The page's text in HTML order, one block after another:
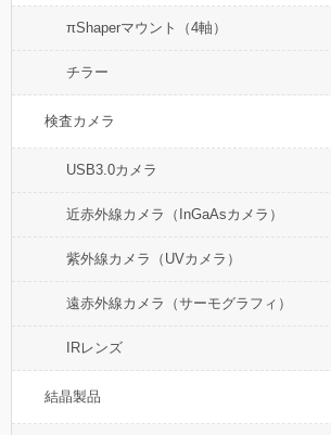
πShaperマウント（4軸）
チラー
検査カメラ
USB3.0カメラ
近赤外線カメラ（InGaAsカメラ）
紫外線カメラ（UVカメラ）
遠赤外線カメラ（サーモグラフィ）
IRレンズ
結晶製品